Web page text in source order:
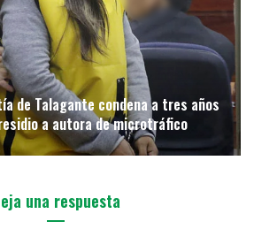
de Talagante condena a tres años
a autora de microtráfico
una respuesta